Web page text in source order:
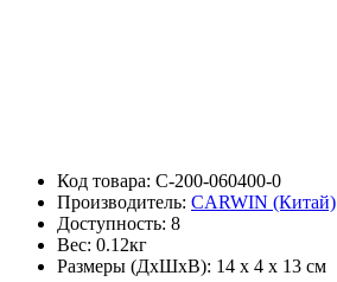
Код товара: C-200-060400-0
Производитель: CARWIN (Китай)
Доступность: 8
Вес: 0.12кг
Размеры (ДxШxВ): 14 x 4 x 13 см